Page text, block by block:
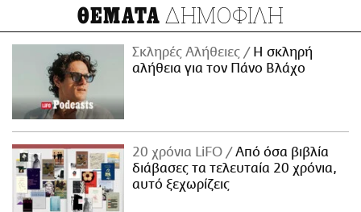
ΘΕΜΑΤΑ ΔΗΜΟΦΙΛΗ
Σκληρές Αλήθειες
H σκληρή
αλήθεια για τον Πάνο Βλάχο
20 χρόνια LiFO
Από όσα βιβλία
διάβασες τα τελευταία 20 χρόνια,
αυτό ξεχωρίζεις